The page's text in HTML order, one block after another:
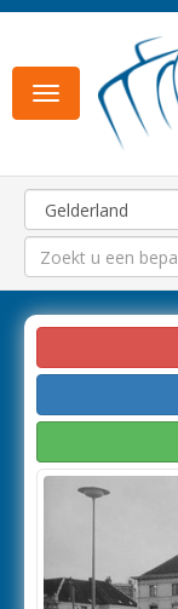
Toggle
navigation